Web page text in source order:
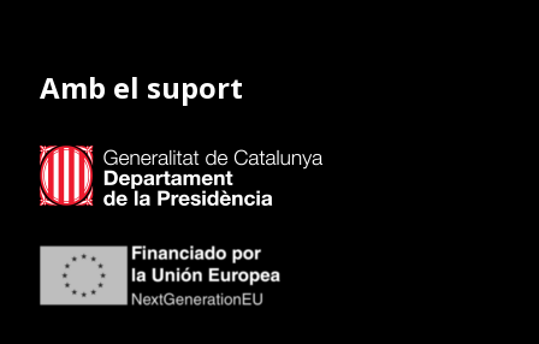
Amb el suport